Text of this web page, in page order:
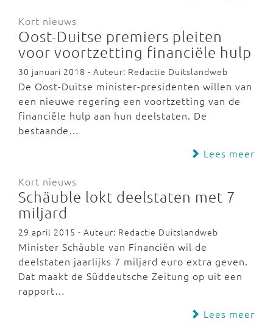
Kort nieuws
Oost-Duitse premiers pleiten
voor voortzetting financiële hulp
30 januari 2018 - Auteur: Redactie Duitslandweb
De Oost-Duitse minister-presidenten willen van
een nieuwe regering een voortzetting van de
financiële hulp aan hun deelstaten. De
bestaande…
Lees meer
Kort nieuws
Schäuble lokt deelstaten met 7
miljard
29 april 2015 - Auteur: Redactie Duitslandweb
Minister Schäuble van Financiën wil de
deelstaten jaarlijks 7 miljard euro extra geven.
Dat maakt de Süddeutsche Zeitung op uit een
rapport…
Lees meer